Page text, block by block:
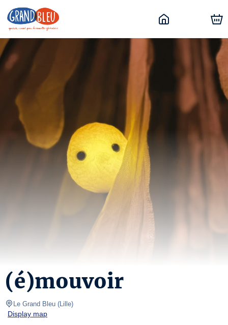
(é)mouvoir
Le Grand Bleu (Lille)
Display map